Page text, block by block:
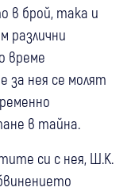
в брой, така и
различни
време
за нея се молят
в тайна.
си с нея, Ш.К.